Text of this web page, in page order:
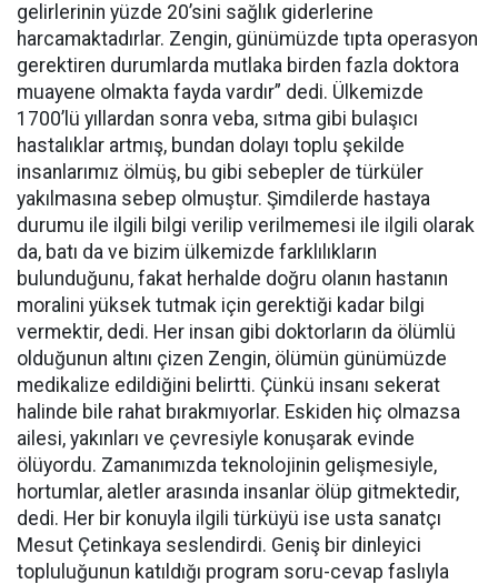
gelirlerinin yüzde 20’sini sağlık giderlerine
harcamaktadırlar. Zengin, günümüzde tıpta operasyon
gerektiren durumlarda mutlaka birden fazla doktora
muayene olmakta fayda vardır” dedi. Ülkemizde
1700’lü yıllardan sonra veba, sıtma gibi bulaşıcı
hastalıklar artmış, bundan dolayı toplu şekilde
insanlarımız ölmüş, bu gibi sebepler de türküler
yakılmasına sebep olmuştur. Şimdilerde hastaya
durumu ile ilgili bilgi verilip verilmemesi ile ilgili olarak
da, batı da ve bizim ülkemizde farklılıkların
bulunduğunu, fakat herhalde doğru olanın hastanın
moralini yüksek tutmak için gerektiği kadar bilgi
vermektir, dedi. Her insan gibi doktorların da ölümlü
olduğunun altını çizen Zengin, ölümün günümüzde
medikalize edildiğini belirtti. Çünkü insanı sekerat
halinde bile rahat bırakmıyorlar. Eskiden hiç olmazsa
ailesi, yakınları ve çevresiyle konuşarak evinde
ölüyordu. Zamanımızda teknolojinin gelişmesiyle,
hortumlar, aletler arasında insanlar ölüp gitmektedir,
dedi. Her bir konuyla ilgili türküyü ise usta sanatçı
Mesut Çetinkaya seslendirdi. Geniş bir dinleyici
topluluğunun katıldığı program soru-cevap faslıyla